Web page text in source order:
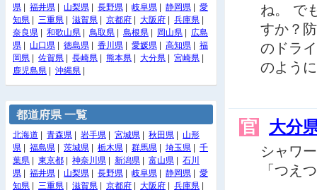
ね。 で
すか？
のドラ
のよう
官 大分
シャワ
「つえ
県
福井県 山梨県 長野県 岐阜県 静岡県
愛
知県
三重県 滋賀県 京都府 大阪府 兵庫県
奈良県
和歌山県 鳥取県 島根県 岡山県
広島
県
山口県 徳島県 香川県 愛媛県 高知県
福
岡県
佐賀県 長崎県 熊本県 大分県 宮崎県
鹿児島県
沖縄県
都道府県 一覧
北海道 | 青森県 | 岩手県 | 宮城県 | 秋田県 | 山形
県 | 福島県 | 茨城県 | 栃木県 | 群馬県 | 埼玉県 | 千
葉県 | 東京都 | 神奈川県 | 新潟県 | 富山県 | 石川
県 | 福井県 | 山梨県 | 長野県 | 岐阜県 | 静岡県 | 愛
知県 | 三重県 | 滋賀県 | 京都府 | 大阪府 | 兵庫県 |